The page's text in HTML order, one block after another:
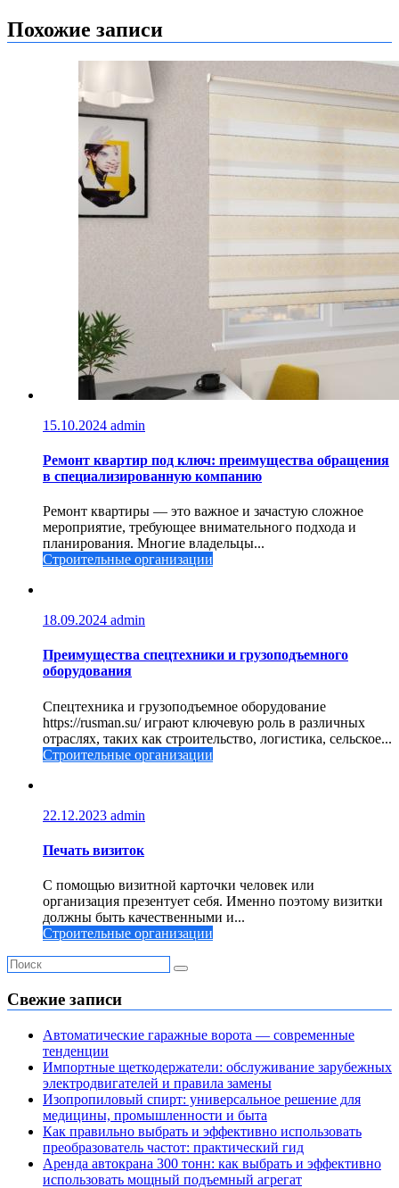
Похожие записи
15.10.2024 admin
Ремонт квартир под ключ: преимущества обращения
в специализированную компанию
Ремонт квартиры — это важное и зачастую сложное
мероприятие, требующее внимательного подхода и
планирования. Многие владельцы...
Строительные организации
18.09.2024 admin
Преимущества спецтехники и грузоподъемного
оборудования
Спецтехника и грузоподъемное оборудование
https://rusman.su/ играют ключевую роль в различных
отраслях, таких как строительство, логистика, сельское...
Строительные организации
22.12.2023 admin
Печать визиток
С помощью визитной карточки человек или
организация презентует себя. Именно поэтому визитки
должны быть качественными и...
Строительные организации
Свежие записи
Автоматические гаражные ворота — современные
тенденции
Импортные щеткодержатели: обслуживание зарубежных
электродвигателей и правила замены
Изопропиловый спирт: универсальное решение для
медицины, промышленности и быта
Как правильно выбрать и эффективно использовать
преобразователь частот: практический гид
Аренда автокрана 300 тонн: как выбрать и эффективно
использовать мощный подъемный агрегат